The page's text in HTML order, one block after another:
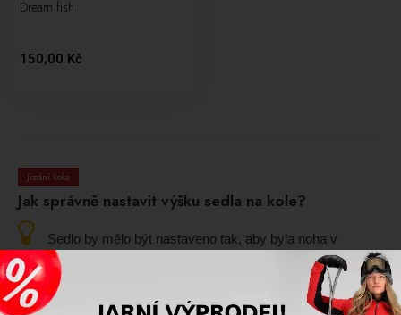
Dream fish
150,00 Kč
Jízdní kola
Jak správně nastavit výšku sedla na kole?
Sedlo by mělo být nastaveno tak, aby byla noha v
nejnižší poloze pedálu mírně pokrčená. Příliš nízko nastavené
sedlo snižuje efektivitu šlapání, příliš vysoko nastavené může
způsobovat bolesti kolen, kyčlí nebo zad.